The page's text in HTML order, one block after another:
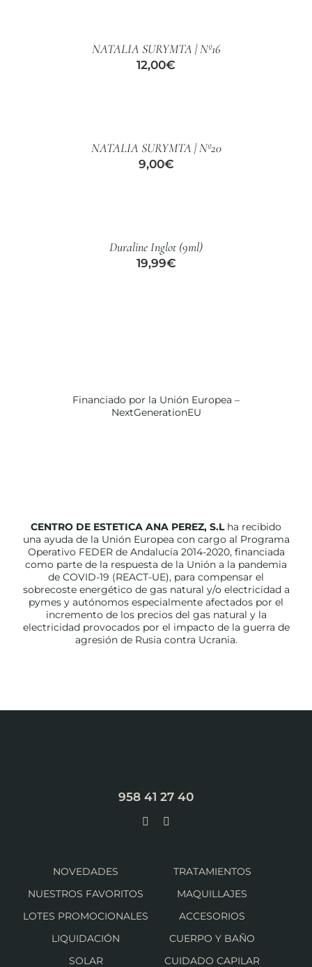
NATALIA SURYMTA | Nº16
12,00€
NATALIA SURYMTA | Nº20
9,00€
Duraline Inglot (9ml)
19,99€
Financiado por la Unión Europea –
NextGenerationEU
CENTRO DE ESTETICA ANA PEREZ, S.Lha recibido
una ayuda de la Unión Europea con cargo al Programa
Operativo FEDER de Andalucía 2014-2020, financiada
como parte de la respuesta de la Unión a la pandemia
de COVID-19 (REACT-UE), para compensar el
sobrecoste energético de gas natural y/o electricidad a
pymes y autónomos especialmente afectados por el
incremento de los precios del gas natural y la
electricidad provocados por el impacto de la guerra de
agresión de Rusia contra Ucrania.
958 41 27 40
NOVEDADES
NUESTROS FAVORITOS
LOTES PROMOCIONALES
LIQUIDACIÓN
SOLAR
TRATAMIENTOS
MAQUILLAJES
ACCESORIOS
CUERPO Y BAÑO
CUIDADO CAPILAR